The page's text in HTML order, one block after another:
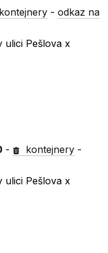
kontejnery -odkaz na
ulici Pešlova x
- kontejnery -
ulici Pešlova x